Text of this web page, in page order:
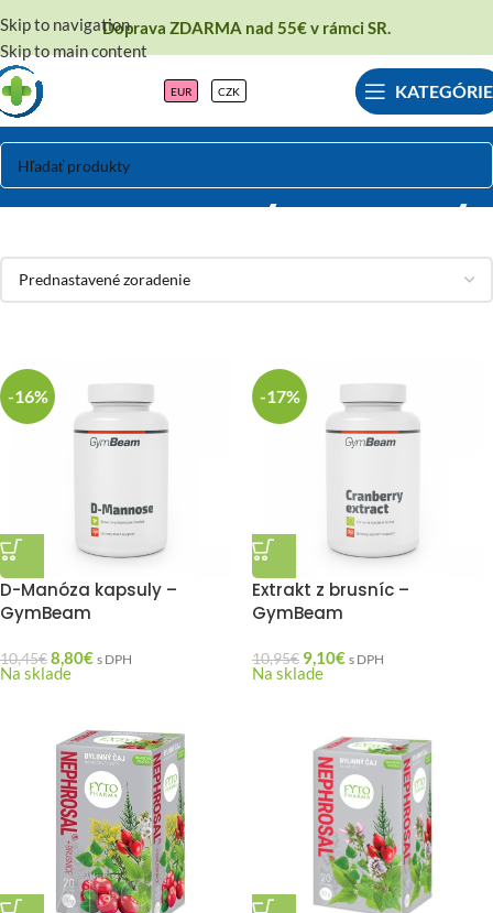
Skip to navigation
Skip to main content
Doprava ZDARMA nad 55€ v rámci SR.
EUR CZK KATEGÓRIE
Močové cesty a obličky
-16%
D-Manóza kapsuly –
GymBeam
10,45€8,80€ s DPH
Na sklade
-17%
Extrakt z brusníc –
GymBeam
10,95€ 9,10€ s DPH
Na sklade